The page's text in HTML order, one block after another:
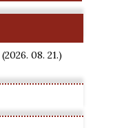
(2026. 08. 21.)